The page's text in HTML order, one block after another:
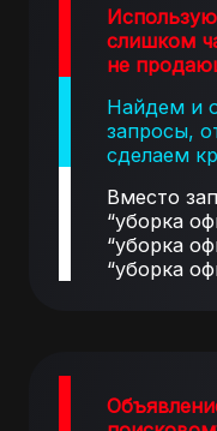
слишком
не
Найдем и
запросы,
сделаем
Вместо
“уборка
“уборка
“уборка